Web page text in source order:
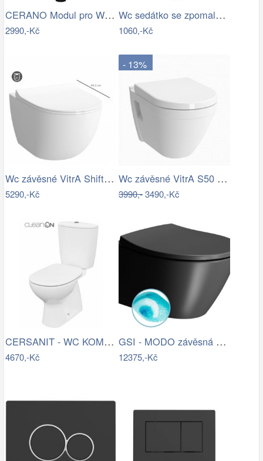
CERANO Modul pro WC závěsné Prime - pro…
2990,-Kč
Wc sedátko se zpomalovacím mechanismem…
1060,-Kč
Wc závěsné VitrA Shift zadní odpad 7747…
5290,-Kč
- 13%
Wc závěsné VitrA S50 zadní odpad 5618…
3990,-3490,-Kč
CERSANIT - WC KOMBI 682 ARTECO CO 020 3…
4670,-Kč
GSI - MODO závěsná WC mísa, Swirlflush,…
12375,-Kč